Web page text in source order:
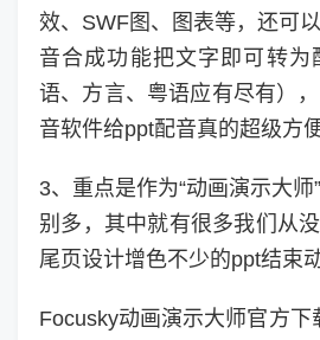
效、SWF图、图表等，还可
音合成功能把文字即可转为
语、方言、粤语应有尽有）
音软件给ppt配音真的超级方便
3、重点是作为“动画演示大
别多，其中就有很多我们从
尾页设计增色不少的ppt结束动
Focusky动画演示大师官方下